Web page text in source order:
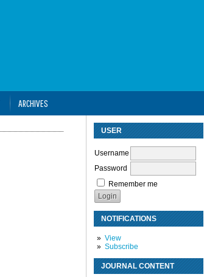
USER
Username
Password
Remember me
NOTIFICATIONS
View
Subscribe
JOURNAL CONTENT
ARCHIVES